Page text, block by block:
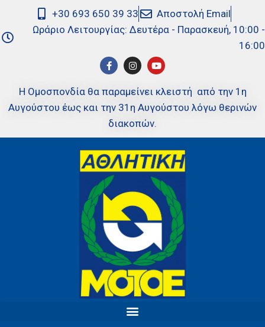
+30 693 650 39 33
Αποστολή Email
Ωράριο Λειτουργίας: Δευτέρα - Παρασκευή, 10:00 -
16:00
Η Ομοσπονδία θα παραμείνει κλειστή από την 1η
Αυγούστου έως και την 31η Αυγούστου λόγω θερινών
διακοπών.